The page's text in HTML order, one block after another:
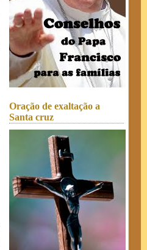
Oração de exaltação a
Santa cruz